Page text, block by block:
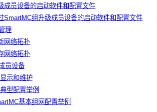
成员设备的启动软件和配置文件
SmartMC组升级成员设备的启动软件和配置文件
理
网络拓扑
网络拓扑
员设备
示和维护
型配置举例
基本组网配置举例